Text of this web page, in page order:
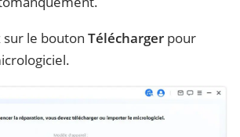
sur le bouton Télécharger pour